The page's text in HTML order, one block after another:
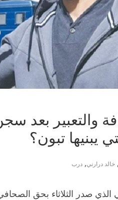
والتعبير بعد
يبنيها تبون؟
, خالد درارني, درب
الذي صدر الثلاثاء بحق